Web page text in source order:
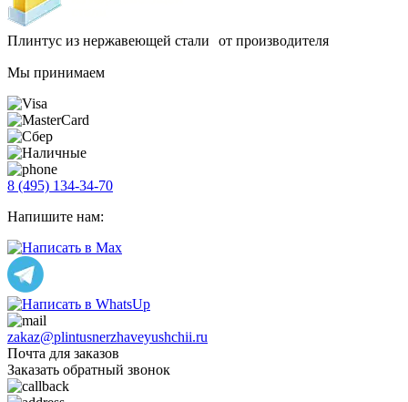
Плинтус из нержавеющей стали от производителя
Мы принимаем
8 (495) 134-34-70
Напишите нам:
zakaz@plintusnerzhaveyushchii.ru
Почта для заказов
Заказать обратный звонок